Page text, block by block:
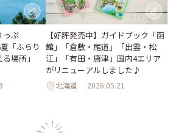
っぷ
「ふらり
場所」
【好評発売中】ガイドブック「函
館」「倉敷・尾道」「出雲・松
江」「有田・唐津」国内4エリア
がリニューアルしました♪
北海道 2026.05.21